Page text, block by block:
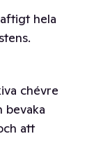
hela
chévre
bevaka
att